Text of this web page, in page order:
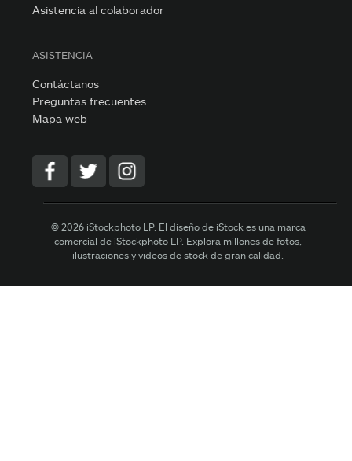
Asistencia al colaborador
ASISTENCIA
Contáctanos
Preguntas frecuentes
Mapa web
© 2026 iStockphoto LP. El diseño de iStock es una marca
comercial de iStockphoto LP. Explora millones de fotos,
ilustraciones y vídeos de stock de gran calidad.